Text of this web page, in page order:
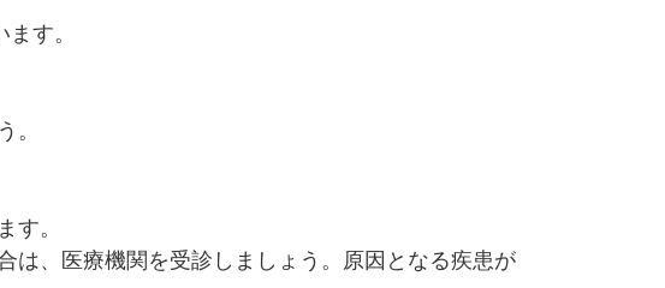
す。
。
す。
、医療機関を受診しましょう。原因となる疾患が